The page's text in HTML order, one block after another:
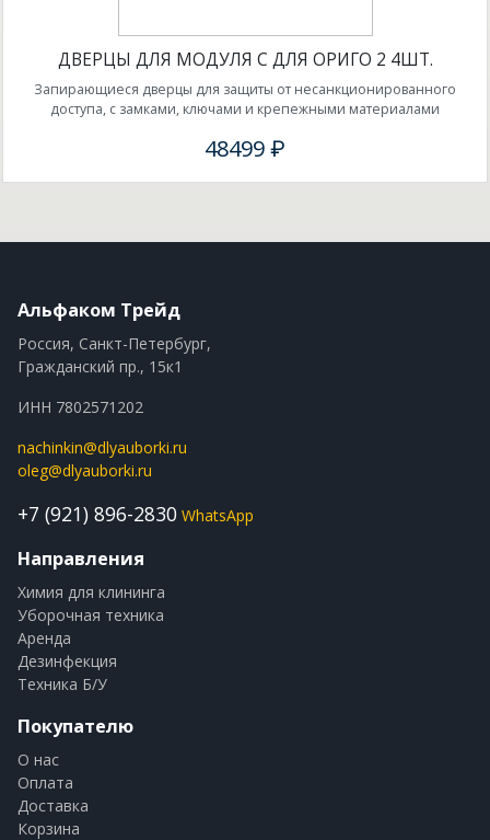
ДВЕРЦЫ ДЛЯ МОДУЛЯ С ДЛЯ ОРИГО 2 4ШТ.
Запирающиеся дверцы для защиты от несанкционированного
доступа, с замками, ключами и крепежными материалами
48499 ₽
Альфаком Трейд
Россия, Санкт-Петербург,
Гражданский пр., 15к1
ИНН 7802571202
nachinkin@dlyauborki.ru
oleg@dlyauborki.ru
+7 (921) 896-2830 WhatsApp
Направления
Химия для клининга
Уборочная техника
Аренда
Дезинфекция
Техника Б/У
Покупателю
О нас
Оплата
Доставка
Корзина